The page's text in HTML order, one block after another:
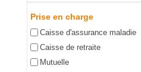
Prise en charge
Caisse d'assurance maladie
Caisse de retraite
Mutuelle